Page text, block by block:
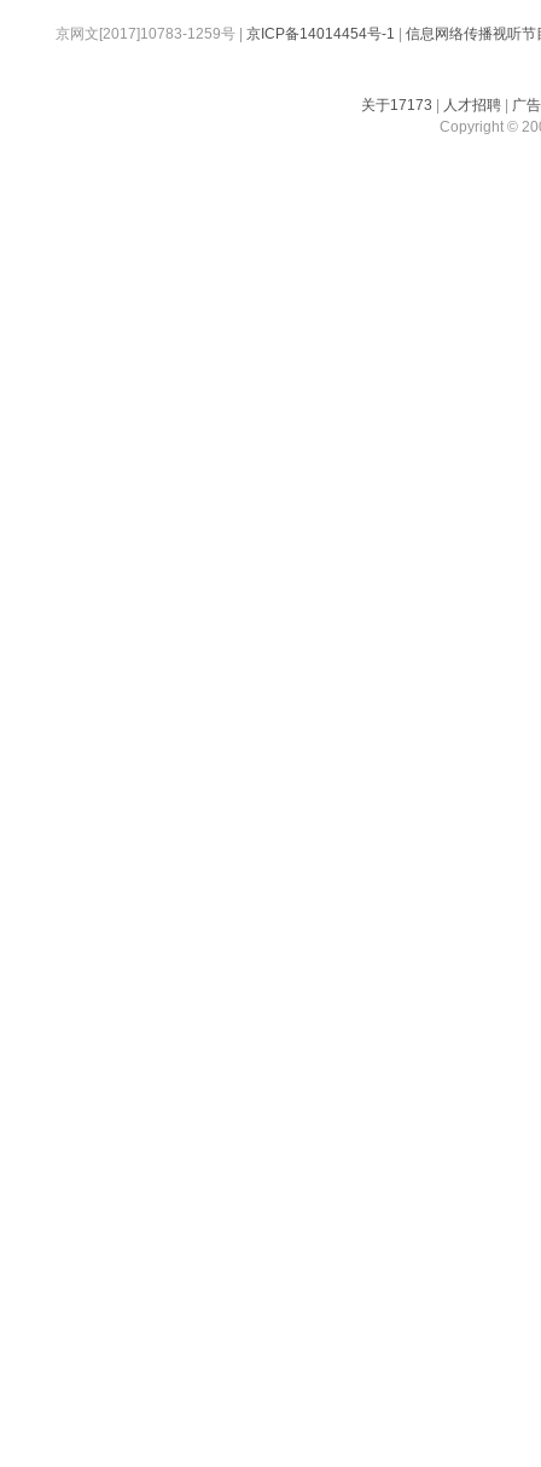
京网文[2017]10783-1259号 京ICP备14014454号-1 信息网络传播视听节
关于17173 | 人才招聘 | 广
Copyright ©